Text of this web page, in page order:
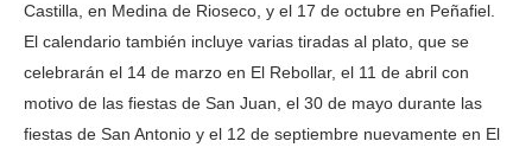
Castilla, en Medina de Rioseco, y el 17 de octubre en Peñafiel.
El calendario también incluye varias tiradas al plato, que se
celebrarán el 14 de marzo en El Rebollar, el 11 de abril con
motivo de las fiestas de San Juan, el 30 de mayo durante las
fiestas de San Antonio y el 12 de septiembre nuevamente en El